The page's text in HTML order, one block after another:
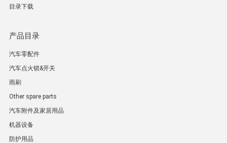
目录下载
产品目录
汽车零配件
汽车点火锁&开关
雨刷
Other spare parts
汽车附件及家居用品
机器设备
防护用品